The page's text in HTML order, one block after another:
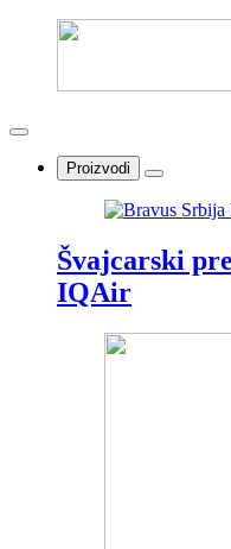
Proizvodi
Švajcarski
IQAir